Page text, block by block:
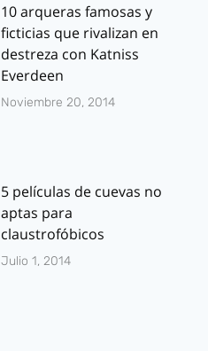
10 arqueras famosas y
ficticias que rivalizan en
destreza con Katniss
Everdeen
Noviembre 20, 2014
5 películas de cuevas no
aptas para
claustrofóbicos
Julio 1, 2014